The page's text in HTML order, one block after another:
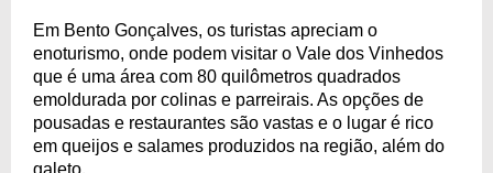
Em Bento Gonçalves, os turistas apreciam o
enoturismo, onde podem visitar o Vale dos Vinhedos
que é uma área com 80 quilômetros quadrados
emoldurada por colinas e parreirais. As opções de
pousadas e restaurantes são vastas e o lugar é rico
em queijos e salames produzidos na região, além do
galeto.